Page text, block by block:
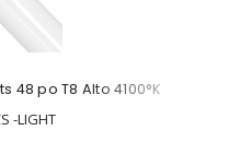
48 po T8 Alto 4100°K
-LIGHT